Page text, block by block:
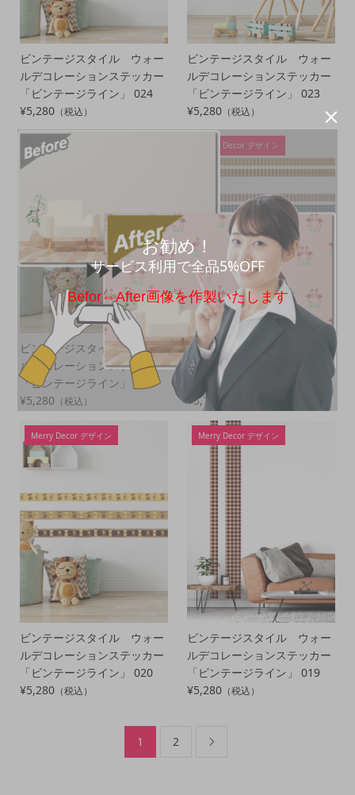
ビンテージスタイル ウォー
ルデコレーションステッカー
「ビンテージライン」 024
¥5,280（税込）
ビンテージスタイル ウォー
ルデコレーションステッカー
「ビンテージライン」 023
¥5,280 （税込）
Merry Decor デザイン
ビンテージスタイル ウォー
ルデコレーションステッカー
「ビンテージライン」 022
¥5,280 （税込）
Merry Decor デザイン
ビンテージスタイル ウォー
ルデコレーションステッカー
「ビンテージライン」 021
¥5,280
Merry Decor デザイン
ビンテージスタイル ウォー
ルデコレーションステッカー
「ビンテージライン」 020
¥5,280（税込）
Merry Decor デザイン
ビンテージスタイル ウォー
ルデコレーションステッカー
「ビンテージライン」 019
¥5,280 （税込）
1 2 
お勧め！
サービス利用で全品5%OFF
Befor⇔After画像を作製いたします
